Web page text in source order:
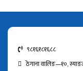
९८१६१८१६८८
ठेगाना वालिङ—१०,